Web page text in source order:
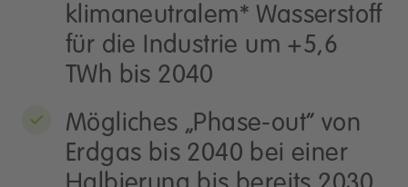
klimaneutralem* Wasserstoff
für die Industrie um +5,6
TWh bis 2040
Mögliches „Phase-out“ von
Erdgas bis 2040 bei einer